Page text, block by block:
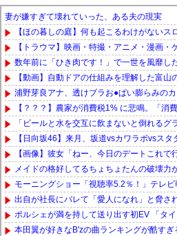
妻が嫌すぎて壊れていった、ある夫の現実
【ほの暮しの庭】何も起こるわけがない
【トラウマ】映画・特撮・アニメ・漫画
数年前に「ひき肉です！」で一世を風靡し
【動画】自動ドアの仕組みを理解した富山
浦野芽良アナ、透けブラお●ぱい膨らみの
【？？？】農家が消費税1% に悲鳴。「消
「ビールと水を交互に飲まないと倒れるグ
【日向坂46】来月、坂道vsカワラボvsス
【画像】彼女「ねー、今日のデートこれで
メイドの格好してるちょちょたんの破壊力
モーニングショー「視聴率5.2％！」テレ
出自が社長にバレて「愛人になれ」と脅さ
ポルシェが満を持して送り出す初EV 「タ
本田翼が好きなB'zの曲ランキングが酷すぎ